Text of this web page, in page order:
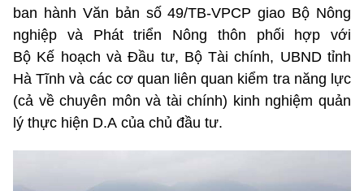
ban hành Văn bản số 49/TB-VPCP giao Bộ Nông
nghiệp và Phát triển Nông thôn phối hợp với
Bộ Kế hoạch và Đầu tư, Bộ Tài chính, UBND tỉnh
Hà Tĩnh và các cơ quan liên quan kiểm tra năng lực
(cả về chuyên môn và tài chính) kinh nghiệm quản
lý thực hiện D.A của chủ đầu tư.